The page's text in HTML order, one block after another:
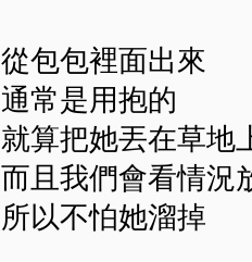
從包包裡面出來
通常是用抱的
就算把她丟在草地
而且我們會看情況
所以不怕她溜掉